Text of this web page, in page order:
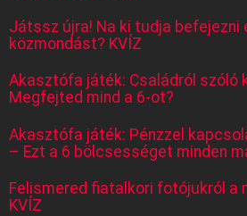
Játssz újra! Na ki tudja befejezni
közmondást? KVÍZ
Akasztófa játék: Családról szóló
Megfejted mind a 6-ot?
Akasztófa játék: Pénzzel
– Ezt a 6 bölcsességet minden
Felismered fiatalkori fotójukról a
KVÍZ